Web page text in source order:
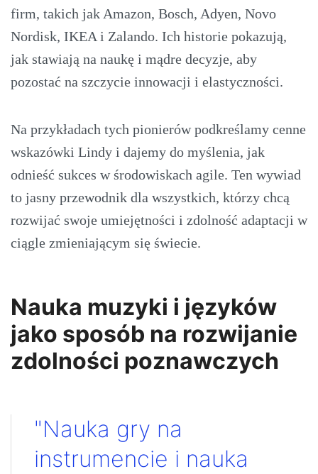
firm, takich jak Amazon, Bosch, Adyen, Novo
Nordisk, IKEA i Zalando. Ich historie pokazują,
jak stawiają na naukę i mądre decyzje, aby
pozostać na szczycie innowacji i elastyczności.
Na przykładach tych pionierów podkreślamy cenne
wskazówki Lindy i dajemy do myślenia, jak
odnieść sukces w środowiskach agile. Ten wywiad
to jasny przewodnik dla wszystkich, którzy chcą
rozwijać swoje umiejętności i zdolność adaptacji w
ciągle zmieniającym się świecie.
Nauka muzyki i języków
jako sposób na rozwijanie
zdolności poznawczych
"Nauka gry na
instrumencie i nauka